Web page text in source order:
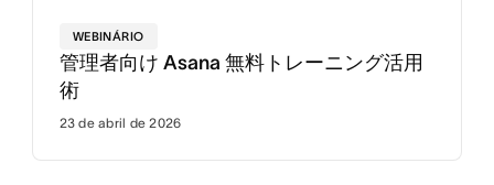
WEBINÁRIO
管理者向け Asana 無料トレーニング活用
術
23 de abril de 2026